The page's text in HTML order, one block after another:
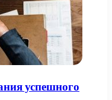
успешного